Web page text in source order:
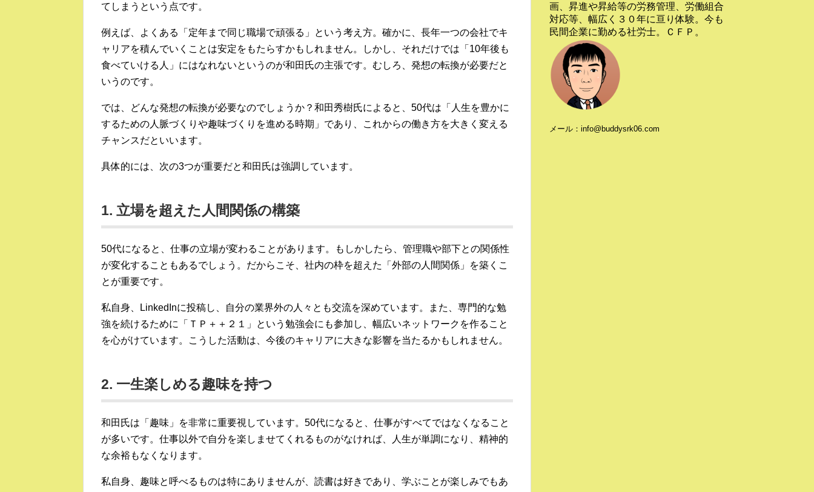
てしまうという点です。
例えば、よくある「定年まで同じ職場で頑張る」という考え方。確かに、長年一つの会社でキ
ャリアを積んでいくことは安定をもたらすかもしれません。しかし、それだけでは「10年後も
食べていける人」にはなれないというのが和田氏の主張です。むしろ、発想の転換が必要だと
いうのです。
では、どんな発想の転換が必要なのでしょうか？和田秀樹氏によると、50代は「人生を豊かに
するための人脈づくりや趣味づくりを進める時期」であり、これからの働き方を大きく変える
チャンスだといいます。
具体的には、次の3つが重要だと和田氏は強調しています。
1. 立場を超えた人間関係の構築
50代になると、仕事の立場が変わることがあります。もしかしたら、管理職や部下との関係性
が変化することもあるでしょう。だからこそ、社内の枠を超えた「外部の人間関係」を築くこ
とが重要です。
私自身、LinkedInに投稿し、自分の業界外の人々とも交流を深めています。また、専門的な勉
強を続けるために「ＴＰ＋＋２１」という勉強会にも参加し、幅広いネットワークを作ること
を心がけています。こうした活動は、今後のキャリアに大きな影響を当たるかもしれません。
2. 一生楽しめる趣味を持つ
和田氏は「趣味」を非常に重要視しています。50代になると、仕事がすべてではなくなること
が多いです。仕事以外で自分を楽しませてくれるものがなければ、人生が単調になり、精神的
な余裕もなくなります。
私自身、趣味と呼べるものは特にありませんが、読書は好きであり、学ぶことが楽しみでもあ
画、昇進や昇給等の労務管理、労働組合
対応等、幅広く３０年に亘り体験。今も
民間企業に勤める社労士。ＣＦＰ。
メール：info@buddysrk06.com